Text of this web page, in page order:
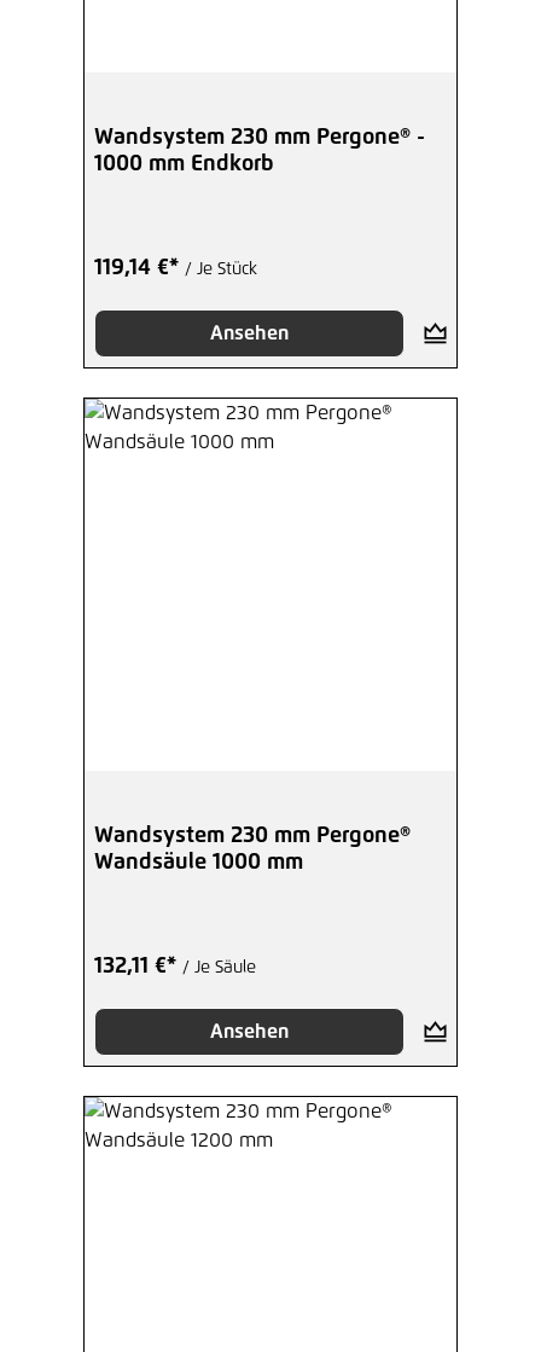
Wandsystem 230 mm Pergone® -
1000 mm Endkorb
119,14 €* / Je Stück
Ansehen
Wandsystem 230 mm Pergone®
Wandsäule 1000 mm
132,11 €* / Je Säule
Ansehen